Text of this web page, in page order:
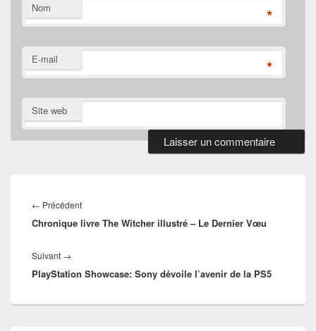
Nom *
E-mail *
Site web
de
l’article
← PrécédentArticle
précédent :
Chronique livre The Witcher illustré – Le Dernier Vœu
Suivant →
suivant :
PlayStation Showcase: Sony dévoile l’avenir de la PS5